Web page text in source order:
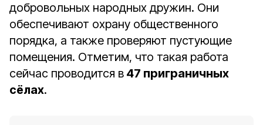
добровольных народных дружин. Они
обеспечивают охрану общественного
порядка, а также проверяют пустующие
помещения. Отметим, что такая работа
сейчас проводится в 47 приграничных
сёлах.